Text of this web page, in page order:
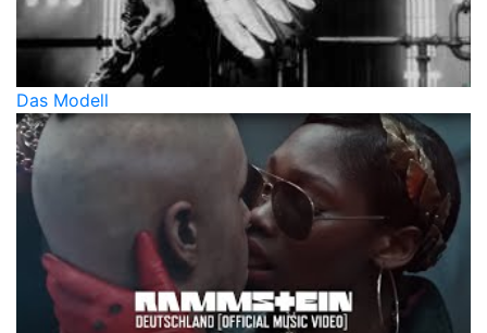
Das Modell